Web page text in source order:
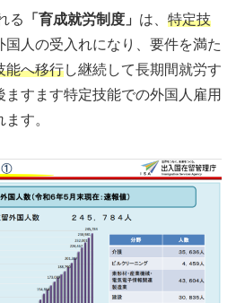
る 「育成就労制度」 は、 特定技
国人の受入れになり、要件を満た
能へ移行し継続して長期間就労す
ますます特定技能での外国人雇用
す。